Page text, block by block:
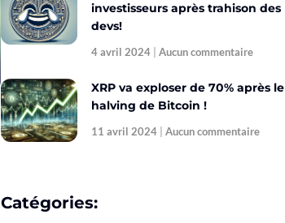
investisseurs après trahison des
devs!
4 avril 2024 Aucun commentaire
XRP va exploser de 70% après le
halving de Bitcoin !
11 avril 2024 Aucun commentaire
Catégories: